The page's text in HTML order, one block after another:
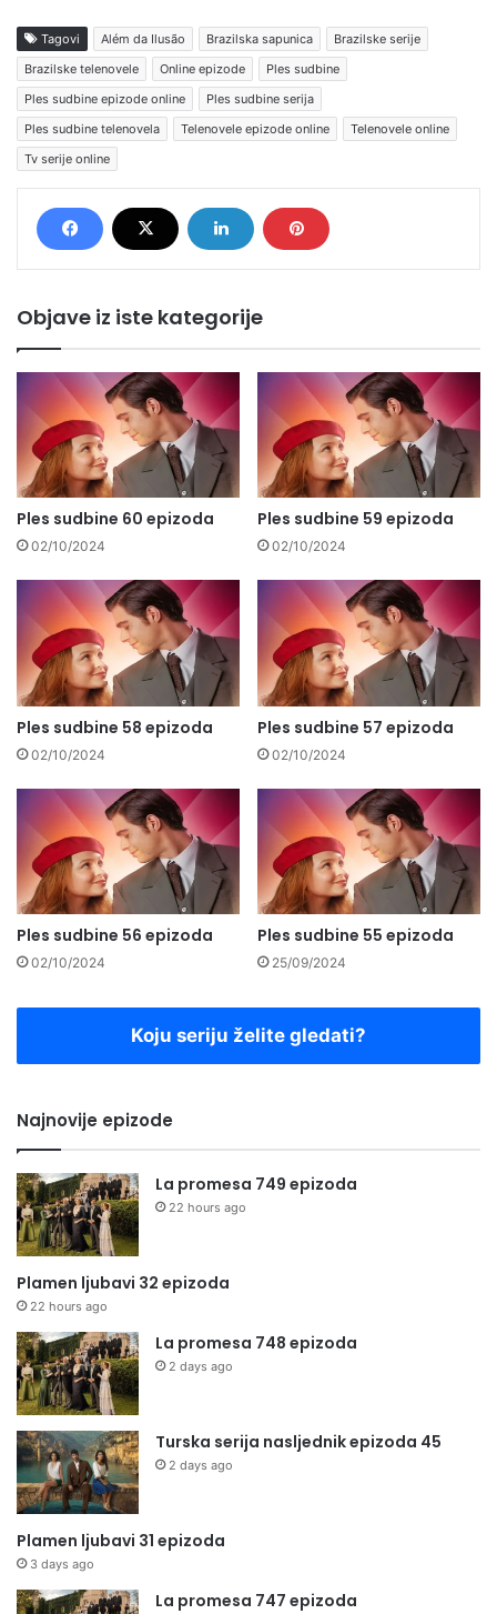
Tagovi Além da Ilusão Brazilska sapunica
Brazilske serije
Brazilske telenovele
Online epizode
Ples sudbine
Ples sudbine epizode online
Ples sudbine serija
Ples sudbine telenovela
Telenovele epizode online
Telenovele online
Tv serije online
Objave iz iste kategorije
Ples sudbine 60 epizoda
02/10/2024
Ples sudbine 59 epizoda
02/10/2024
Ples sudbine 58 epizoda
02/10/2024
Ples sudbine 57 epizoda
02/10/2024
Ples sudbine 56 epizoda
02/10/2024
Ples sudbine 55 epizoda
25/09/2024
Koju seriju želite gledati?
Najnovije epizode
La promesa 749 epizoda
22 hours ago
Plamen ljubavi 32 epizoda
22 hours ago
La promesa 748 epizoda
2 days ago
Turska serija nasljednik epizoda 45
2 days ago
Plamen ljubavi 31 epizoda
3 days ago
La promesa 747 epizoda